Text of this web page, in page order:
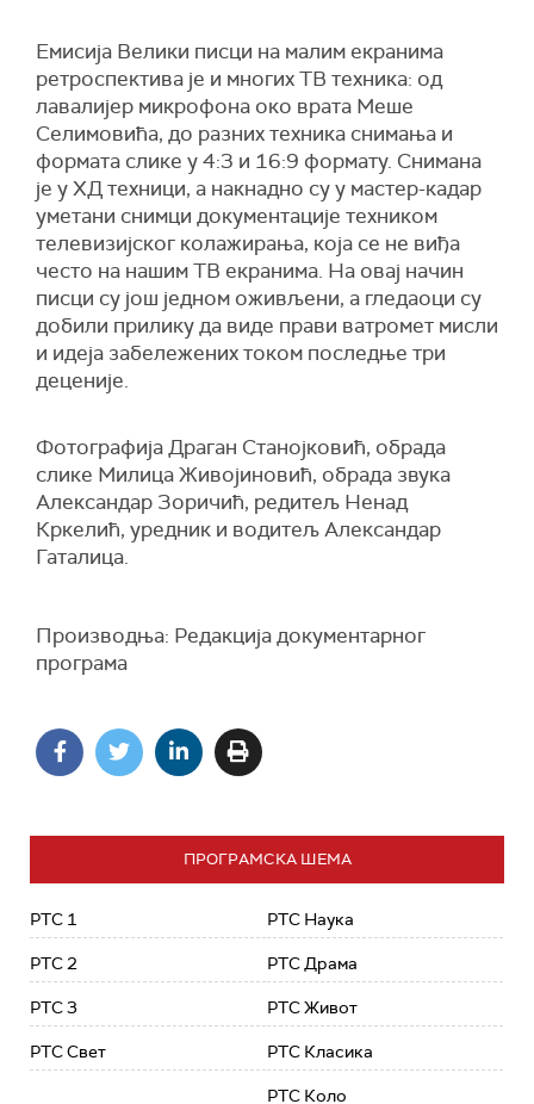
Емисија Велики писци на малим екранима
ретроспектива је и многих ТВ техника: од
лавалијер микрофона око врата Меше
Селимовића, до разних техника снимања и
формата слике у 4:3 и 16:9 формату. Снимана
је у ХД техници, а накнадно су у мастер-кадар
уметани снимци документације техником
телевизијског колажирања, која се не виђа
често на нашим ТВ екранима. На овај начин
писци су још једном оживљени, а гледаоци су
добили прилику да виде прави ватромет мисли
и идеја забележених током последње три
деценије.
Фотографија Драган Станојковић, обрада
слике Милица Живојиновић, обрада звука
Александар Зоричић, редитељ Ненад
Кркелић, уредник и водитељ Александар
Гаталица.
Производња: Редакција документарног
програма
ПРОГРАМСКА ШЕМА
РТС 1
РТС 2
РТС 3
РТС Свет
РТС Наука
РТС Драма
РТС Живот
РТС Класика
РТС Коло